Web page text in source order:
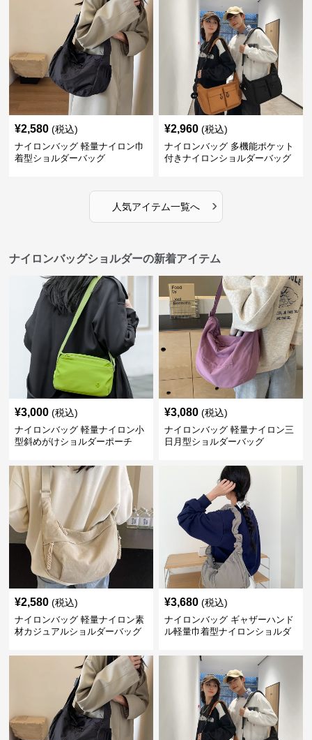
¥2,580 (税込)
ナイロンバッグ 軽量ナイロン巾
着型ショルダーバッグ
¥2,960 (税込)
ナイロンバッグ 多機能ポケット
付きナイロンショルダーバッグ
人気アイテム一覧へ ›
ナイロンバッグショルダーの新着アイテム
¥3,000 (税込)
ナイロンバッグ 軽量ナイロン小
型斜めがけショルダーポーチ
¥3,080 (税込)
ナイロンバッグ 軽量ナイロン三
日月型ショルダーバッグ
¥2,580 (税込)
ナイロンバッグ 軽量ナイロン素
材カジュアルショルダーバッグ
¥3,680 (税込)
ナイロンバッグ ギャザーハンド
ル軽量巾着型ナイロンショルダ